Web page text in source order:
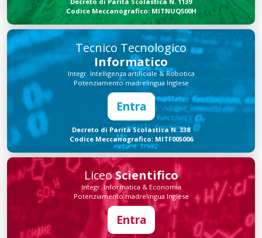
Codice Meccanografico: MITNUQ500H
Tecnico Tecnologico
Informatico
Integr. Intelligenza artificiale & Robotica
Potenziamento madrelingua Inglese
Entra
Decreto di Parità Scolastica N. 338
Codice Meccanografico: MITF005006
LiceoScientifico
Integr. Informatica & Economia
Potenziamento madrelingua Inglese
Entra